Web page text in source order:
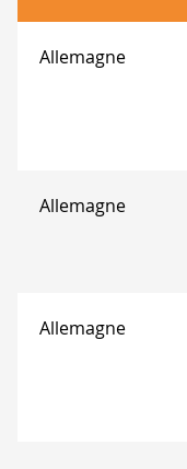
Table
des
Allemagne
Allemagne
Allemagne